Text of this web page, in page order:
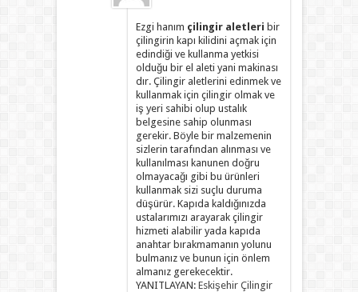
Ezgi hanım çilingir aletleri bir
çilingirin kapı kilidini açmak için
edindiği ve kullanma yetkisi
olduğu bir el aleti yani makinası
dır. Çilingir aletlerini edinmek ve
kullanmak için çilingir olmak ve
iş yeri sahibi olup ustalık
belgesine sahip olunması
gerekir. Böyle bir malzemenin
sizlerin tarafından alınması ve
kullanılması kanunen doğru
olmayacağı gibi bu ürünleri
kullanmak sizi suçlu duruma
düşürür. Kapıda kaldığınızda
ustalarımızı arayarak çilingir
hizmeti alabilir yada kapıda
anahtar bırakmamanın yolunu
bulmanız ve bunun için önlem
almanız gerekecektir.
YANITLAYAN: Eskişehir Çilingir